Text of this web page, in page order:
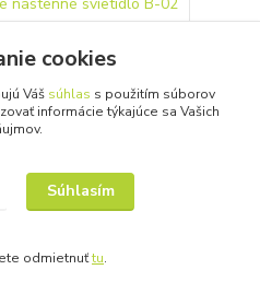
15 €
- 9 %
svietidlo B-02
umiestniť žiarovky (nie
parametrami, ktoré
cookies
Váš súhlas s použitím súborov
informácie týkajúce sa Vašich
Súhlasím
odmietnuťtu.